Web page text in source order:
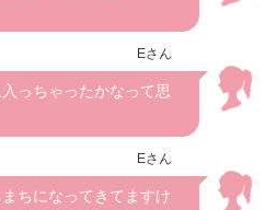
Eさん
っちゃったかなって思
Eさん
ちになってきてますけ